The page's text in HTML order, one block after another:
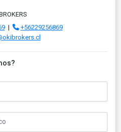
|
+56229256869